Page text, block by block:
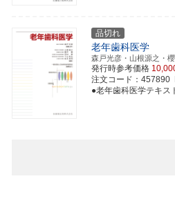
品切れ
老年歯科医学
森戸光彦・山根源之・
発行時参考価格
注文コード：457890
●老年歯科医学テキス